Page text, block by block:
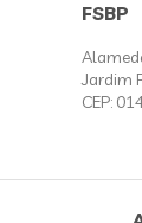
FSBP
Jardim
CEP: